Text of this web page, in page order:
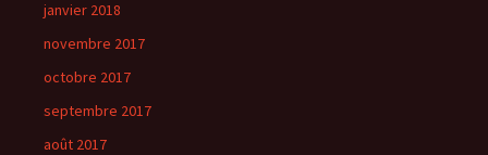
janvier 2018
novembre 2017
octobre 2017
septembre 2017
août 2017